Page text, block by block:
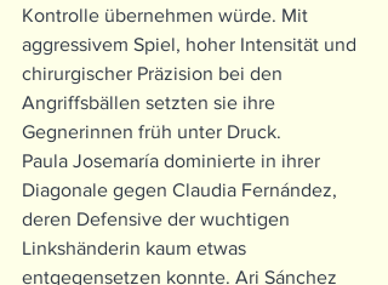
Kontrolle übernehmen würde. Mit
aggressivem Spiel, hoher Intensität und
chirurgischer Präzision bei den
Angriffsbällen setzten sie ihre
Gegnerinnen früh unter Druck.
Paula Josemaría dominierte in ihrer
Diagonale gegen Claudia Fernández,
deren Defensive der wuchtigen
Linkshänderin kaum etwas
entgegensetzen konnte. Ari Sánchez